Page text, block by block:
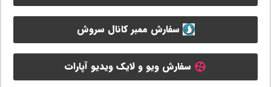
سفارش ممبر کانال سروش
سفارش ویو و لایک ویدیو آپارات